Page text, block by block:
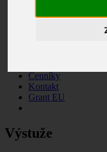
Okenné a
Cenníky
Kontakt
Grant EU
Výstuže